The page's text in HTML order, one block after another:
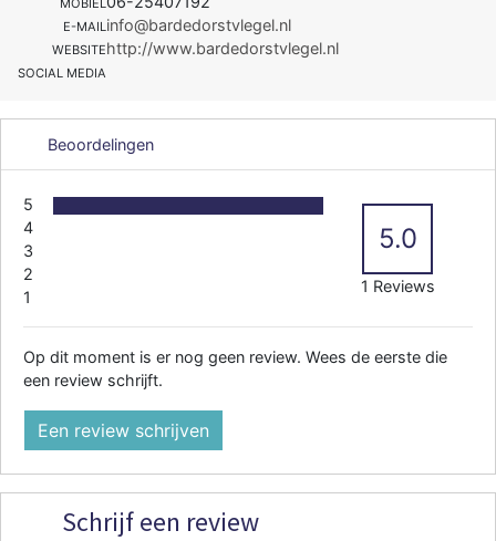
MOBIEL
E-MAILinfo@bardedorstvlegel.nl
WEBSITEhttp://www.bardedorstvlegel.nl
SOCIAL MEDIA
Beoordelingen
5
4
3
2
1
5.0
1 Reviews
Op dit moment is er nog geen review. Wees de eerste die
een review schrijft.
Een review schrijven
Schrijf een review